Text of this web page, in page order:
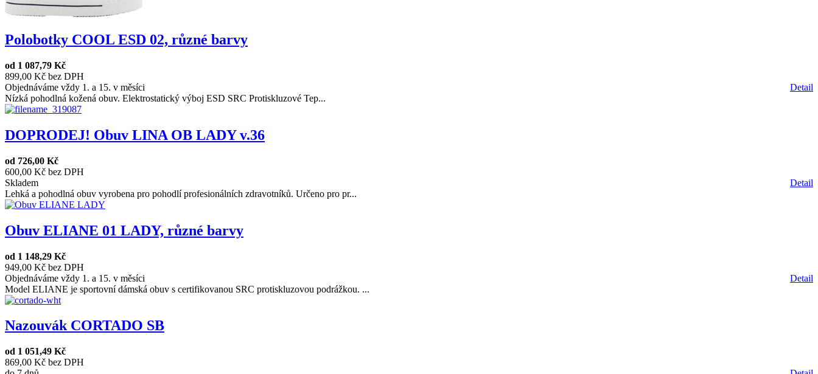
Polobotky COOL ESD 02, různé barvy
od 1 087,79 Kč
899,00 Kč bez DPH
Detail
Objednáváme vždy 1. a 15. v měsíci
Nízká pohodlná kožená obuv. Elektrostatický výboj ESD SRC Protiskluzové Tep...
DOPRODEJ! Obuv LINA OB LADY v.36
od 726,00 Kč
600,00 Kč bez DPH
Detail
Skladem
Lehká a pohodlná obuv vyrobena pro pohodlí profesionálních zdravotníků. Určeno pro pr...
Obuv ELIANE 01 LADY, různé barvy
od 1 148,29 Kč
949,00 Kč bez DPH
Detail
Objednáváme vždy 1. a 15. v měsíci
Model ELIANE je sportovní dámská obuv s certifikovanou SRC protiskluzovou podrážkou. ...
Nazouvák CORTADO SB
od 1 051,49 Kč
869,00 Kč bez DPH